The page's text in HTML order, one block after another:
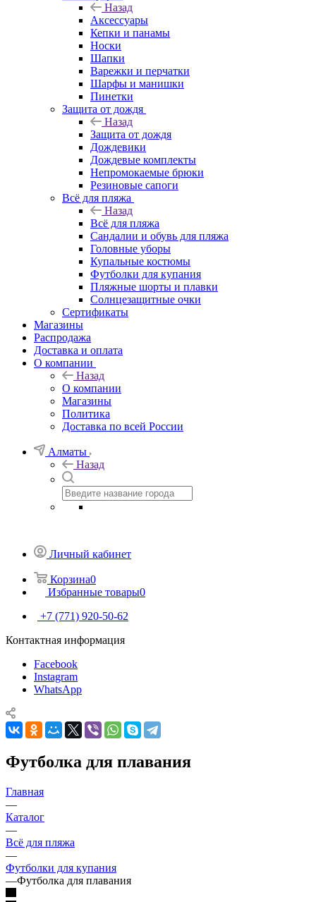
Назад
Аксессуары
Кепки и панамы
Носки
Шапки
Варежки и перчатки
Шарфы и манишки
Пинетки
Защита от дождя
Назад
Защита от дождя
Дождевики
Дождевые комплекты
Непромокаемые брюки
Резиновые сапоги
Всё для пляжа
Назад
Всё для пляжа
Сандалии и обувь для пляжа
Головные уборы
Купальные костюмы
Футболки для купания
Пляжные шорты и плавки
Солнцезащитные очки
Сертификаты
Магазины
Распродажа
Доставка и оплата
О компании
Назад
О компании
Магазины
Политика
Доставка по всей России
Алматы
Назад
Личный кабинет
Корзина0
Избранные товары0
+7 (771) 920-50-62
Контактная информация
Facebook
Instagram
WhatsApp
Футболка для плавания
Главная
—
Каталог
—
Всё для пляжа
—
Футболки для купания
—Футболка для плавания